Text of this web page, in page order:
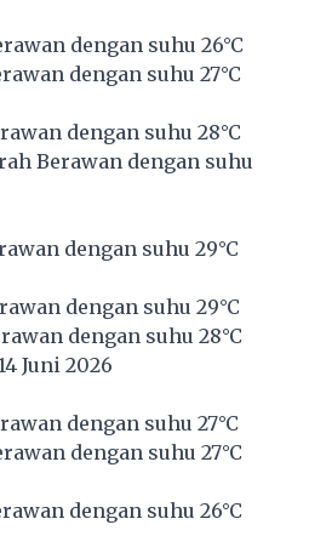
dengan suhu 26°C
dengan suhu 27°C
dengan suhu 28°C
Berawan dengan suhu
dengan suhu 29°C
dengan suhu 29°C
dengan suhu 28°C
Juni 2026
dengan suhu 27°C
dengan suhu 27°C
dengan suhu 26°C